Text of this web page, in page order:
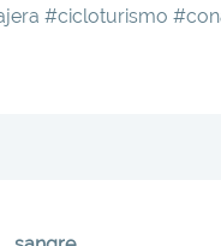
#cicloturismo